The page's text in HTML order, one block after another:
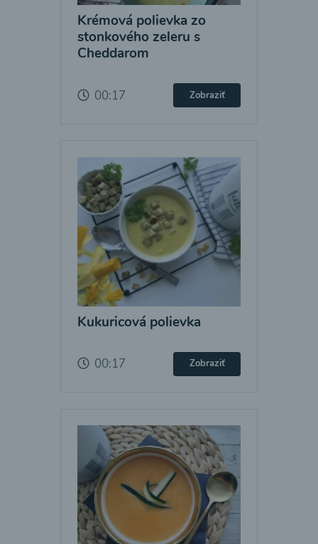
Krémová polievka zo
stonkového zeleru s
Cheddarom
00:17 Zobraziť
Kukuricová polievka
00:17 Zobraziť